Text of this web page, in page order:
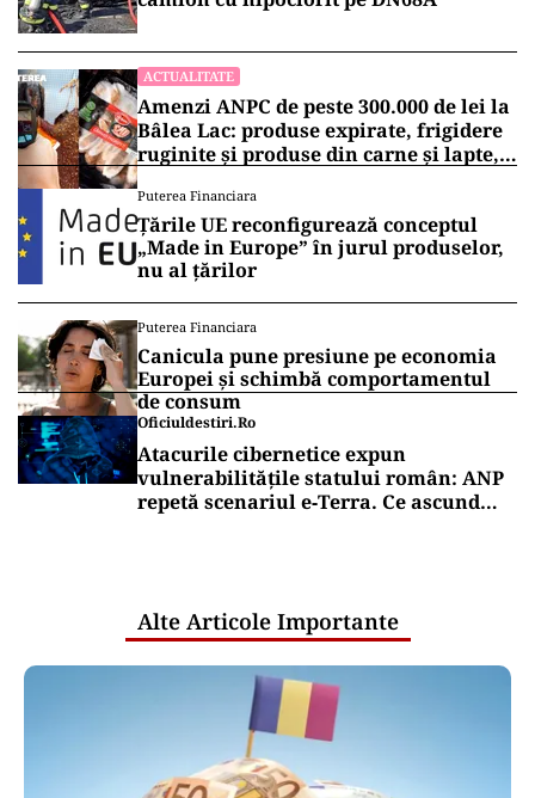
ACTUALITATE
Amenzi ANPC de peste 300.000 de lei la
Bâlea Lac: produse expirate, frigidere
ruginite și produse din carne și lapte,
Puterea Financiara
Țările UE reconfigurează conceptul
„Made in Europe” în jurul produselor,
nu al țărilor
Puterea Financiara
Canicula pune presiune pe economia
Europei și schimbă comportamentul
de consum
Oficiuldestiri.ro
Atacurile cibernetice expun
vulnerabilitățile statului român: ANP
repetă scenariul e‑Terra. Ce ascund
Alte Articole Importante